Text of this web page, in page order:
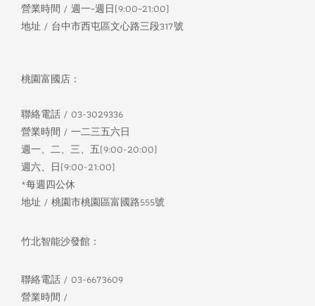
營業時間 / 週一~週日(9:00~21:00)
地址 / 台中市西屯區文心路三段317號
桃園富國店：
聯絡電話 / 03-3029336
營業時間 / 一二三五六日
週一、二、三、五(9:00-20:00)
週六、日(9:00-21:00)
*每週四公休
地址 / 桃園市桃園區富國路555號
竹北智能沙發館：
聯絡電話 / 03-6673609
營業時間 /